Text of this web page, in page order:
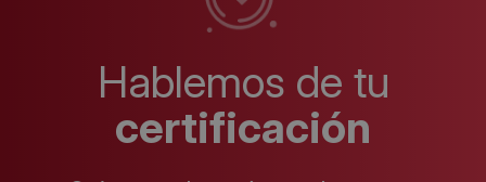
Hablemos de tu
certificación